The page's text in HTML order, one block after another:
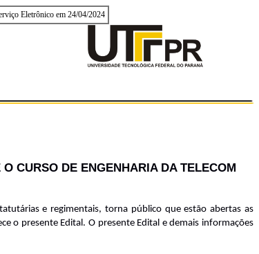
Eletrônico em 24/04/2024
CURSO DE ENGENHARIA DA TELECOM
e regimentais, torna público que estão abertas as
o presente Edital. O presente Edital e demais informações